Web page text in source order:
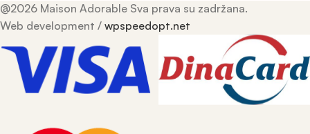
@2026 Maison Adorable Sva prava su zadržana.
Web development / wpspeedopt.net